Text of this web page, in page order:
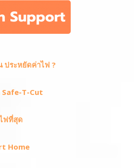
ประหยัดค่าไฟ ?
Safe-T-Cut
ฟที่สุด
Home